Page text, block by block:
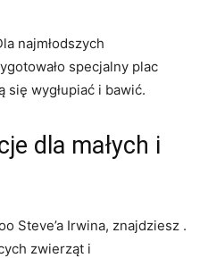
najmłodszych
specjalny ⁣plac​
się ​wygłupiać i bawić.
dla małych i
Steve’a Irwina, znajdziesz .
zwierząt i